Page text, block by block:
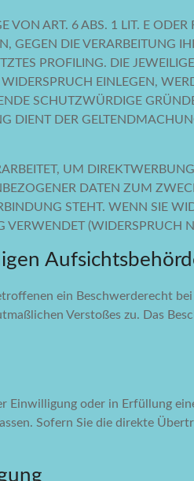
ART. 6 ABS. 1 LIT. E
GEGEN DIE VERARBEITUNG
PROFILING. DIE
EINLEGEN,
SCHUTZWÜRDIGE
DIENT DER
UM
DATEN ZUM
STEHT. WENN SIE
(WIDERSPRUCH
ein Beschwerderecht
Verstoßes zu. Das
Einwilligung oder in Erfüllung
Sofern Sie die direkte